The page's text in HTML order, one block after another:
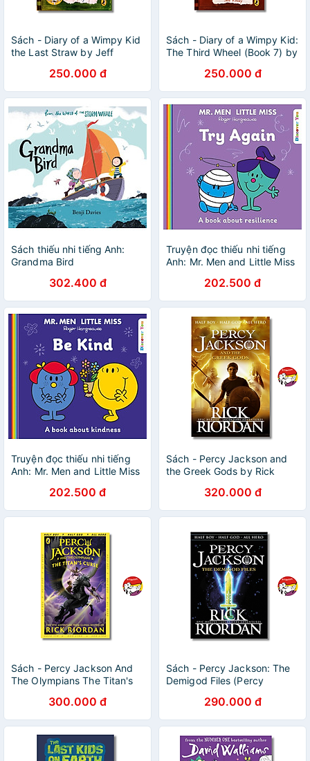
Sách - Diary of a Wimpy Kid
the Last Straw by Jeff
Fiction/Humor/Childrens -
Sách Ngoại Văn
250.000 đ
Sách - Diary of a Wimpy Kid:
The Third Wheel (Book 7) by
Fiction/Humor/Childrens
250.000 đ
Sách thiếu nhi tiếng Anh:
Grandma Bird
302.400 đ
Truyện đọc thiếu nhi tiếng
Anh: Mr. Men and Little Miss
LITTLE MISS: TRY AGAIN
202.500 đ
Truyện đọc thiếu nhi tiếng
Anh: Mr. Men and Little Miss
LITTLE MISS: BE KIND
202.500 đ
Sách - Percy Jackson and
the Greek Gods by Rick
320.000 đ
Sách - Percy Jackson And
The Olympians The Titan's
Children's Books / Văn học
giả tưởng
300.000 đ
Sách - Percy Jackson: The
Demigod Files (Percy
by Rick Riordan | Children's
books / Văn học
290.000 đ